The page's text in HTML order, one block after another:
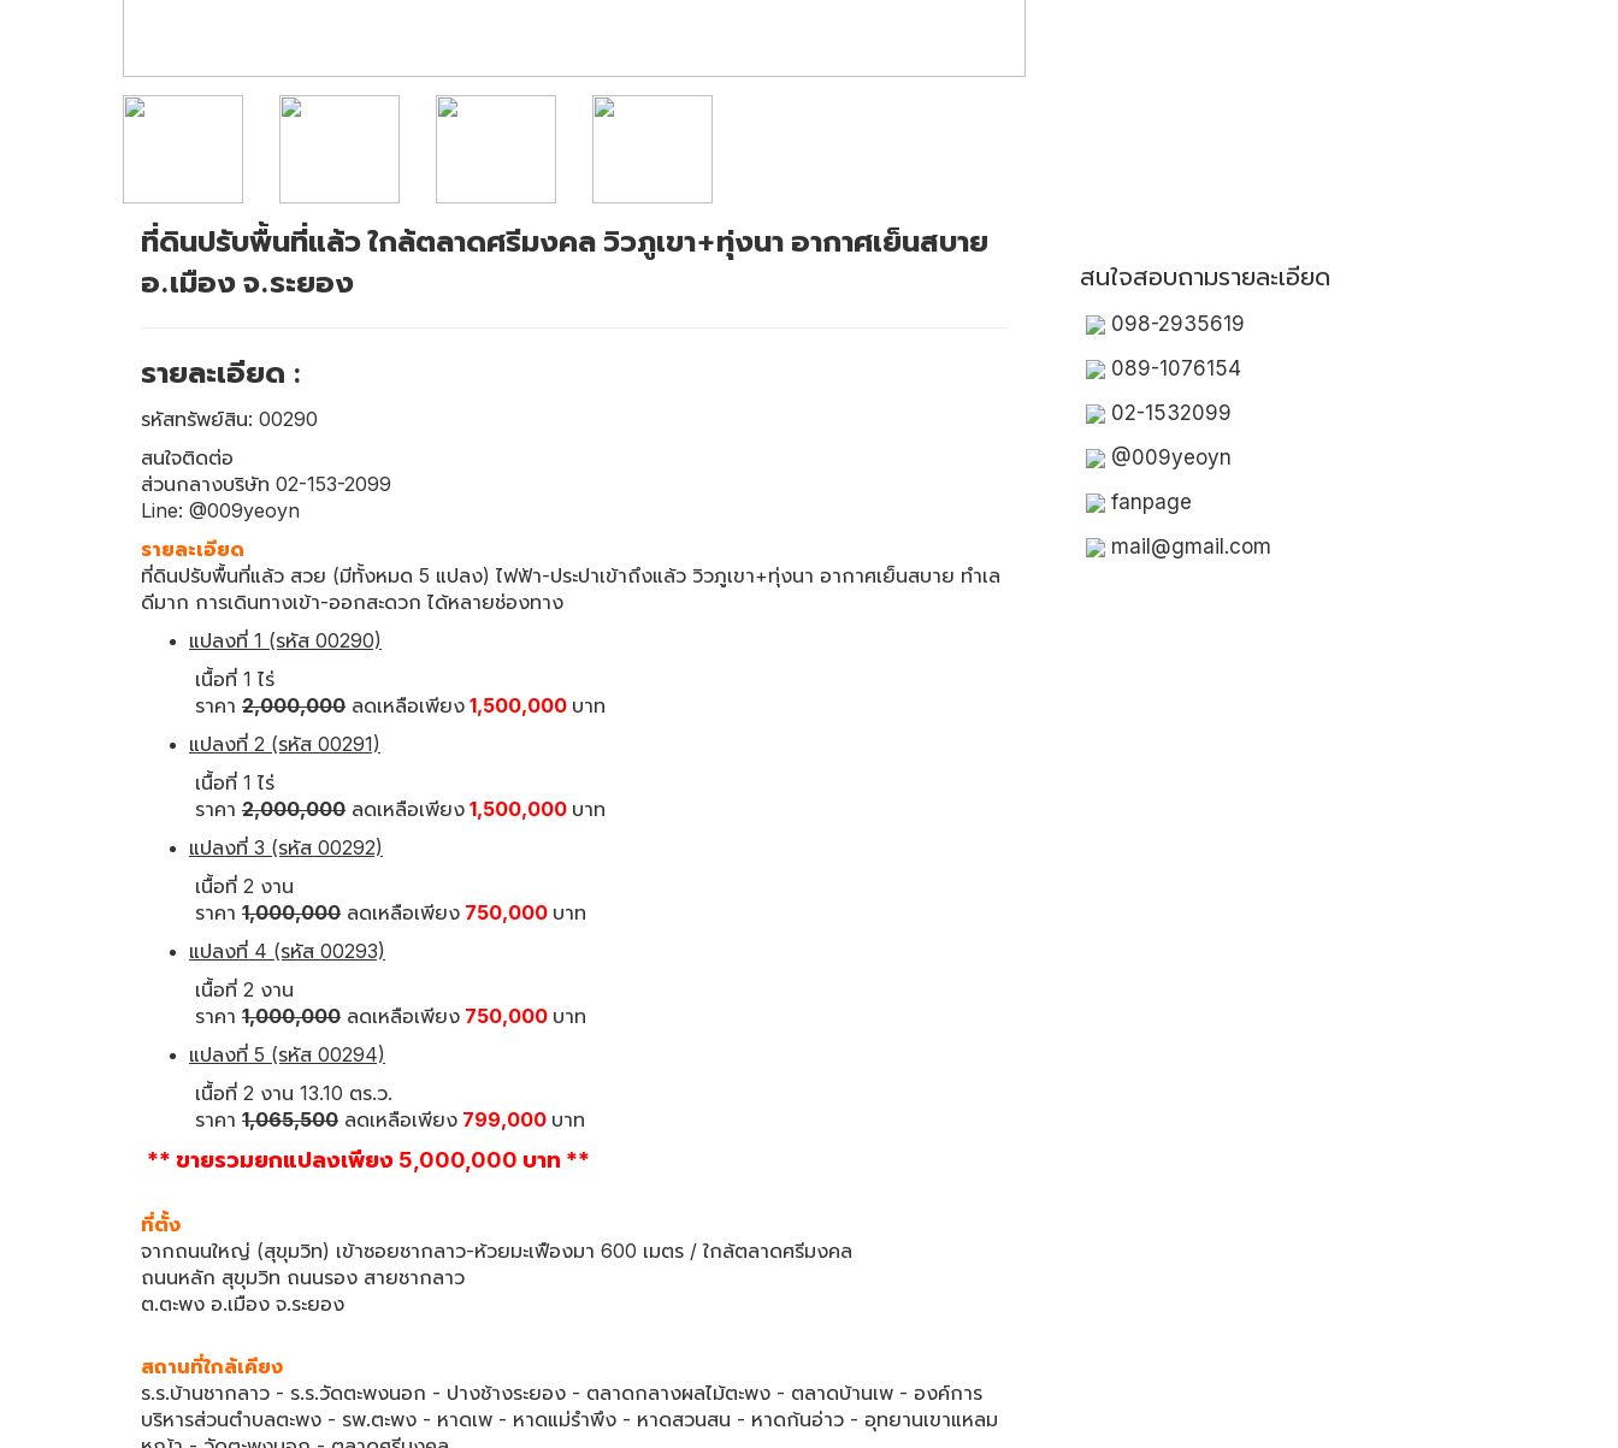
ที่ดินปรับพื้นที่แล้ว ใกล้ตลาดศรีมงคล วิวภูเขา+ทุ่งนา อากาศเย็นสบาย
อ.เมือง จ.ระยอง
รายละเอียด :
รหัสทรัพย์สิน: 00290
สนใจติดต่อ
ส่วนกลางบริษัท 02-153-2099
Line: @009yeoyn
รายละเอียด
ที่ดินปรับพื้นที่แล้ว สวย (มีทั้งหมด 5 แปลง) ไฟฟ้า-ประปาเข้าถึงแล้ว วิวภูเขา+ทุ่งนา อากาศเย็นสบาย ทำเล
ดีมาก การเดินทางเข้า-ออกสะดวก ได้หลายช่องทาง
แปลงที่ 1 (รหัส 00290)
เนื้อที่ 1 ไร่
ราคา 2,000,000 ลดเหลือเพียง 1,500,000 บาท
แปลงที่ 2 (รหัส 00291)
เนื้อที่ 1 ไร่
ราคา 2,000,000 ลดเหลือเพียง 1,500,000 บาท
แปลงที่ 3 (รหัส 00292)
เนื้อที่ 2 งาน
ราคา 1,000,000 ลดเหลือเพียง 750,000 บาท
แปลงที่ 4 (รหัส 00293)
เนื้อที่ 2 งาน
ราคา 1,000,000 ลดเหลือเพียง 750,000 บาท
แปลงที่ 5 (รหัส 00294)
เนื้อที่ 2 งาน 13.10 ตร.ว.
ราคา 1,065,500 ลดเหลือเพียง 799,000 บาท
** ขายรวมยกแปลงเพียง 5,000,000 บาท **
ที่ตั้ง
จากถนนใหญ่ (สุขุมวิท) เข้าซอยชากลาว-ห้วยมะเฟืองมา 600 เมตร / ใกล้ตลาดศรีมงคล
ถนนหลัก สุขุมวิท ถนนรอง สายชากลาว
ต.ตะพง อ.เมือง จ.ระยอง
สถานที่ใกล้เคียง
ร.ร.บ้านชากลาว - ร.ร.วัดตะพงนอก - ปางช้างระยอง - ตลาดกลางผลไม้ตะพง - ตลาดบ้านเพ - องค์การ
บริหารส่วนตำบลตะพง - รพ.ตะพง - หาดเพ - หาดแม่รำพึง - หาดสวนสน - หาดก้นอ่าว - อุทยานเขาแหลม
สนใจสอบถามรายละเอียด
098-2935619
089-1076154
02-1532099
@009yeoyn
fanpage
mail@gmail.com